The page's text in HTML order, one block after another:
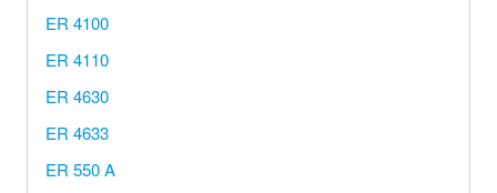
ER 4100
ER 4110
ER 4630
ER 4633
ER 550 A